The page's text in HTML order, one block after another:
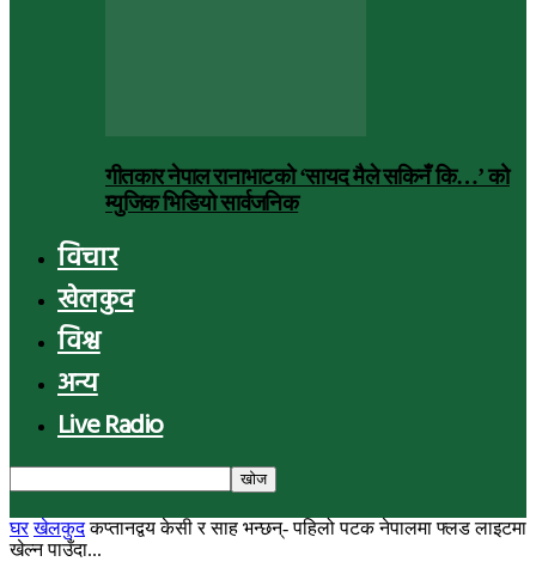
गीतकार नेपाल रानाभाटको ‘सायद मैले सकिनँ कि…’ को
म्युजिक भिडियो सार्वजनिक
विचार
खेलकुद
विश्व
अन्य
Live Radio
घर खेलकुद कप्तानद्वय केसी र साह भन्छन्- पहिलो पटक नेपालमा फ्लड लाइटमा
खेल्न पाउँदा...